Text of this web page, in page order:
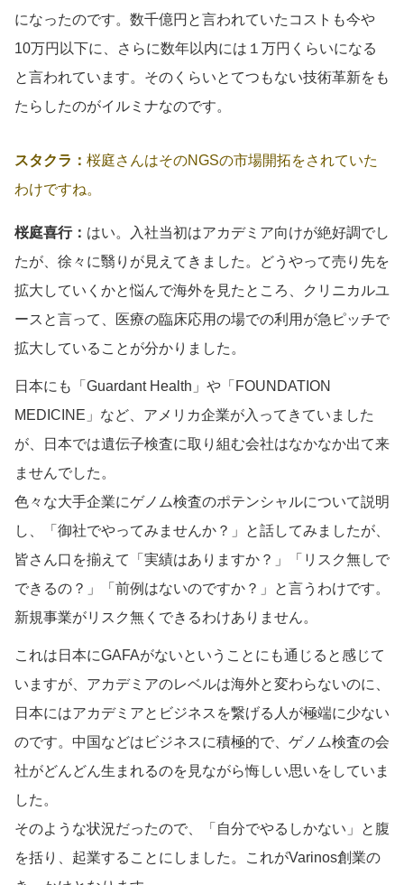
になったのです。数千億円と言われていたコストも今や
10万円以下に、さらに数年以内には１万円くらいになる
と言われています。そのくらいとてつもない技術革新をも
たらしたのがイルミナなのです。
スタクラ： 桜庭さんはそのNGSの市場開拓をされていた
わけですね。
桜庭喜行： はい。入社当初はアカデミア向けが絶好調でし
たが、徐々に翳りが見えてきました。どうやって売り先を
拡大していくかと悩んで海外を見たところ、クリニカルユ
ースと言って、医療の臨床応用の場での利用が急ピッチで
拡大していることが分かりました。
日本にも「Guardant Health」や「FOUNDATION
MEDICINE」など、アメリカ企業が入ってきていました
が、日本では遺伝子検査に取り組む会社はなかなか出て来
ませんでした。
色々な大手企業にゲノム検査のポテンシャルについて説明
し、「御社でやってみませんか？」と話してみましたが、
皆さん口を揃えて「実績はありますか？」「リスク無しで
できるの？」「前例はないのですか？」と言うわけです。
新規事業がリスク無くできるわけありません。
これは日本にGAFAがないということにも通じると感じて
いますが、アカデミアのレベルは海外と変わらないのに、
日本にはアカデミアとビジネスを繋げる人が極端に少ない
のです。中国などはビジネスに積極的で、ゲノム検査の会
社がどんどん生まれるのを見ながら悔しい思いをしていま
した。
そのような状況だったので、「自分でやるしかない」と腹
を括り、起業することにしました。これがVarinos創業の